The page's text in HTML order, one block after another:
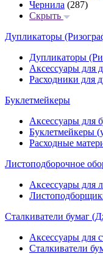
Чернила (287)
Скрыть
Дупликаторы
Дупликаторы
Аксессуары для
Расходники для
Буклетмейкеры
Аксессуары для
Буклетмейкеры
Расходные
Листоподборочное
Аксессуары для
Сталкиватели бумаг
Аксессуары для
Сталкиватели